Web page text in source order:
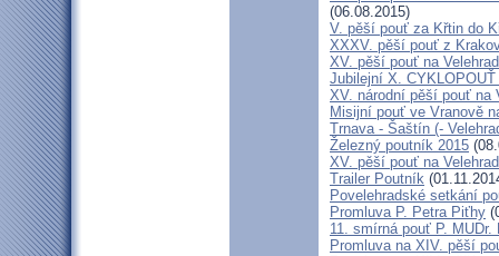
(06.08.2015)
V. pěší pouť za Křtin do
XXXV. pěší pouť z
XV. pěší pouť na
Jubilejní X.
XV. národní pěší pouť na
Misijní pouť ve Vranově
Trnava - Šaštín (-
Železný poutník 2015
XV. pěší pouť na
Trailer Poutník
Povelehradské setkání
Promluva P. Petra Piťhy
11. smírná pouť P.
Promluva na XIV. pěší